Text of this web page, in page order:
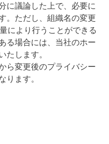
に議論した上で、必要に
。ただし、組織名の変更
により行うことができる
る場合には、当社のホー
たします。
ら変更後のプライバシー
ります。